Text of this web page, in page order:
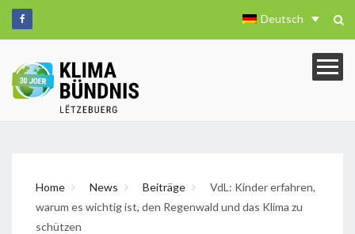
Deutsch
Home News Beiträge
VdL: Kinder erfahren,
warum es wichtig ist, den Regenwald und das Klima zu
schützen